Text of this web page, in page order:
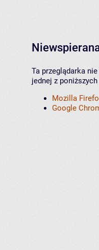
Ta przeglądarka
jednej z
Mozilla
Google